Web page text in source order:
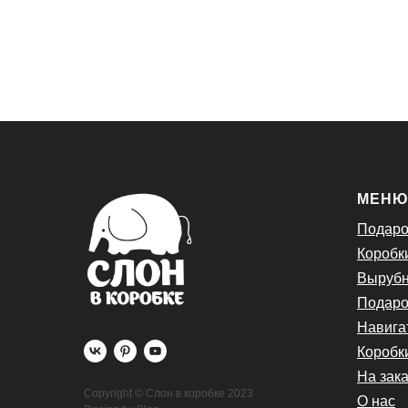
Copyright © Слон в коробке 2023
МЕНЮ
На
О нас